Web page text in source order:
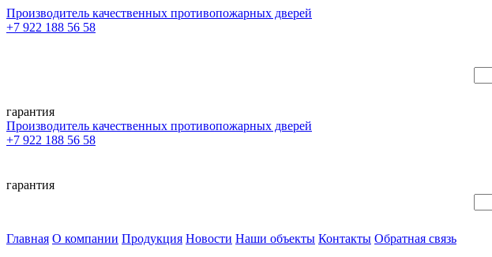
Производитель качественных противопожарных дверей
+7 922 188 56 58
гарантия
Производитель качественных противопожарных дверей
+7 922 188 56 58
гарантия
Главная О компании Продукция Новости Наши объекты Контакты Обратная связь